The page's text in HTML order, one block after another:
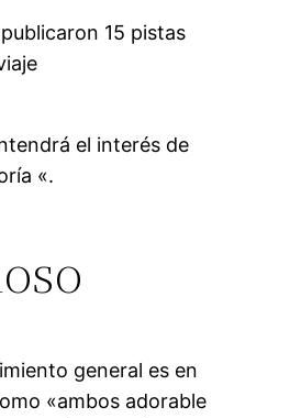
15 pistas
el interés de
«.
general es en
«ambos adorable